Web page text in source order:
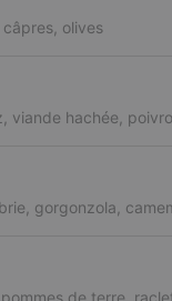
olives
viande hachée,
gorgonzola,
de terre,